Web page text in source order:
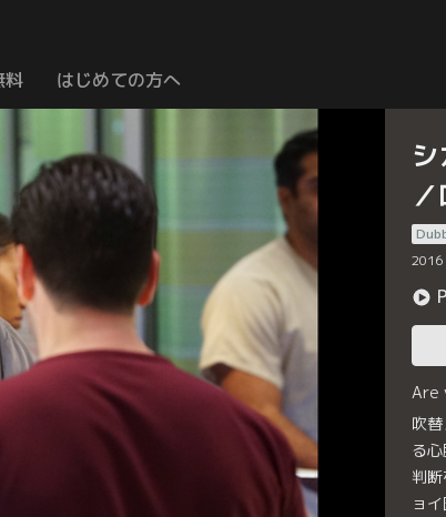
料 はじめての方へ
2016
Are
吹
る
判
ョ